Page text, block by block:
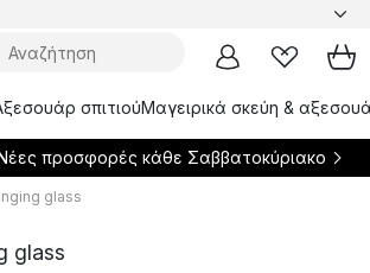
σπιτιούΜαγειρικά σκεύη &
προσφορές κάθε Σαββατοκύριακο
glass
glass